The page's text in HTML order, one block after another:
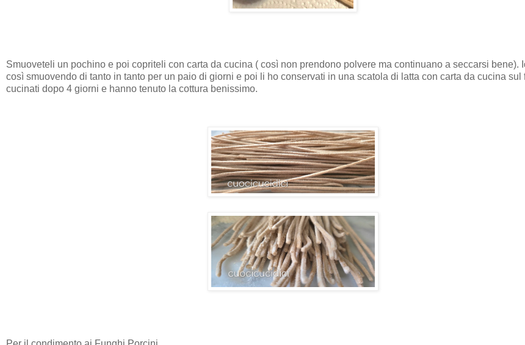
Smuoveteli un pochino e poi copriteli con carta da cucina ( così non prendono polvere ma continuano a seccarsi bene).
così smuovendo di tanto in tanto per un paio di giorni e poi li ho conservati in una scatola di latta con carta da cucina sul
cucinati dopo 4 giorni e hanno tenuto la cottura benissimo.